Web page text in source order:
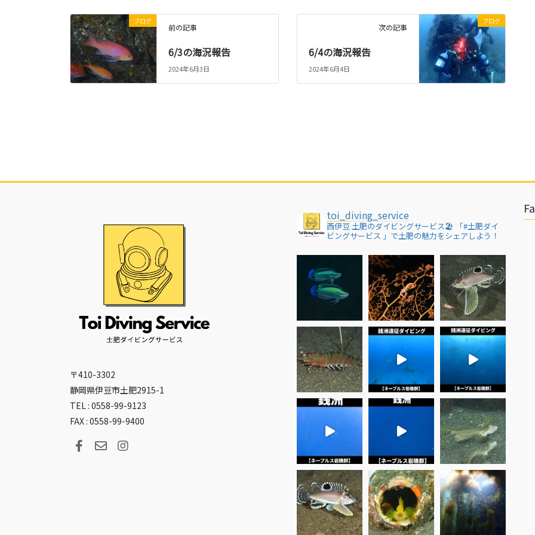
ブログ
前の記事
6/3の海況報告
2024年6月3日
ブログ
次の記事
6/4の海況報告
2024年6月4日
〒410-3302
静岡県伊豆市土肥2915-1
TEL : 0558-99-9123
FAX : 0558-99-9400
toi_diving_service
西伊豆 土肥のダイビングサービス🏖
「#土肥ダイ
ビングサービス 」で土肥の魅力をシェアしよう！